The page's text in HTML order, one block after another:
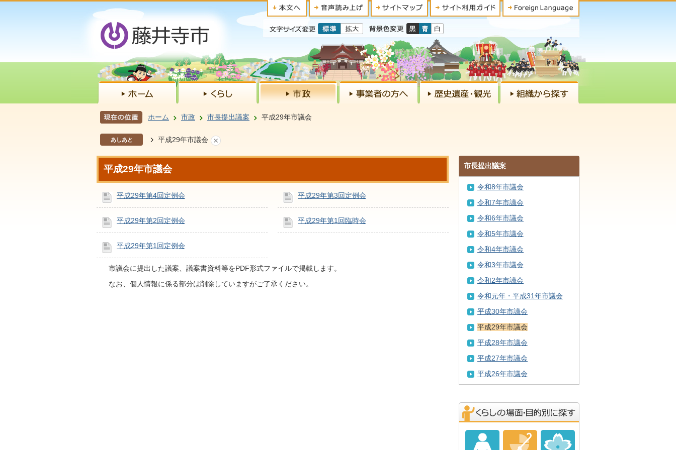
ホーム 市政 市長提出議案 平成29年市議会
あしあと 平成29年市議会
平成29年市議会
平成29年第4回定例会 平成29年第3回定例会
平成29年第2回定例会 平成29年第1回臨時会
平成29年第1回定例会
市議会に提出した議案、議案書資料等をPDF形式ファイルで掲載します。
なお、個人情報に係る部分は削除していますがご了承ください。
市長提出議案
令和8年市議会
令和7年市議会
令和6年市議会
令和5年市議会
令和4年市議会
令和3年市議会
令和2年市議会
令和元年・平成31年市議会
平成30年市議会
平成29年市議会
平成28年市議会
平成27年市議会
平成26年市議会